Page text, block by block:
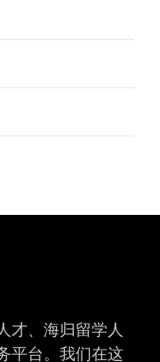
才、海归留学人
平台。我们在这